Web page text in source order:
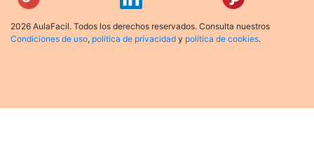
2026 AulaFacil. Todos los derechos reservados. Consulta nuestros
Condiciones de uso, política de privacidad y política de cookies.